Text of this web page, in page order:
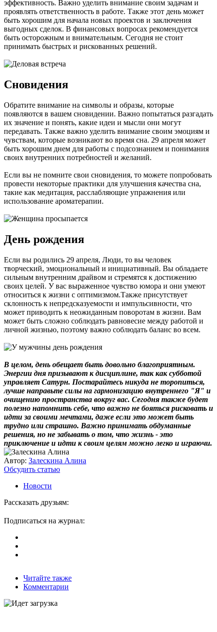
эффективность. Важно уделить внимание своим задачам и
проявлять ответственность в работе. Также этот день может
быть хорошим для начала новых проектов и заключения
выгодных сделок. В финансовых вопросах рекомендуется
быть осторожным и внимательным. Сегодня не стоит
принимать быстрых и рискованных решений.
Сновидения
Обратите внимание на символы и образы, которые
появляются в вашем сновидении. Важно попытаться разгадать
их значение и понять, какие идеи и мысли они могут
передавать. Также важно уделить внимание своим эмоциям и
чувствам, которые возникают во время сна. 29 апреля может
быть хорошим днем для работы с подсознанием и понимания
своих внутренних потребностей и желаний.
Если вы не помните свои сновидения, то можете попробовать
провести некоторые практики для улучшения качества сна,
такие как медитация, расслабляющие упражнения или
использование ароматерапии.
День рождения
Если вы родились 29 апреля, Люди, то вы человек
творческий, эмоциональный и инициативный. Вы обладаете
сильным внутренним драйвом и стремятся к достижению
своих целей. У вас выраженное чувство юмора и они умеют
относиться к жизни с оптимизмом.Также присутствует
склонность к непредсказуемости и импульсивности, что
может приводить к неожиданным поворотам в жизни. Вам
может быть сложно соблюдать равновесие между работой и
личной жизнью, поэтому важно соблюдать баланс во всем.
В целом, день обещает быть довольно благоприятным.
Энергии дня призывают к дисциплине, так как субботой
управляет Сатурн. Постарайтесь никуда не торопиться,
лучше направьте силы на гармонизацию внутреннего "Я" и
очищению пространства вокруг вас. Сегодня также будет
полезно напомнить себе, что важно не бояться рисковать и
идти за своими мечтами, даже если это может быть
трудно или страшно. Важно принимать обдуманные
решения, но не забывать о том, что жизнь - это
приключение и идти к своим целям можно легко и играючи.
Автор: Залескина Алина
Обсудить статью
Новости
Рассказать друзьям:
Подписаться на журнал:
Читайте также
Комментарии